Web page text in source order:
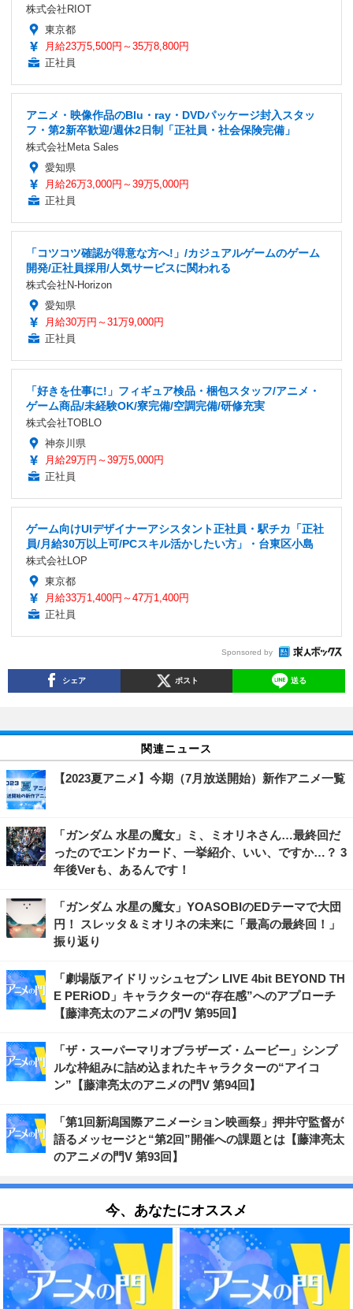
株式会社RIOT
東京都
月給23万5,500円～35万8,800円
正社員
アニメ・映像作品のBlu・ray・DVDパッケージ封入スタッ
フ・第2新卒歓迎/週休2日制「正社員・社会保険完備」
株式会社Meta Sales
愛知県
月給26万3,000円～39万5,000円
正社員
「コツコツ確認が得意な方へ!」/カジュアルゲームのゲーム
開発/正社員採用/人気サービスに関われる
株式会社N-Horizon
愛知県
月給30万円～31万9,000円
正社員
「好きを仕事に!」フィギュア検品・梱包スタッフ/アニメ・
ゲーム商品/未経験OK/寮完備/空調完備/研修充実
株式会社TOBLO
神奈川県
月給29万円～39万5,000円
正社員
ゲーム向けUIデザイナーアシスタント正社員・駅チカ「正社
員/月給30万以上可/PCスキル活かしたい方」・台東区小島
株式会社LOP
東京都
月給33万1,400円～47万1,400円
正社員
Sponsored by
シェア ポスト 送る
関連ニュース
【2023夏アニメ】今期（7月放送開始）新作アニメ一覧
「ガンダム 水星の魔女」ミ、ミオリネさん…最終回だ
ったのでエンドカード、一挙紹介、いい、ですか…？ 3
年後Verも、あるんです！
「ガンダム 水星の魔女」YOASOBIのEDテーマで大団
円！ スレッタ＆ミオリネの未来に「最高の最終回！」
振り返り
「劇場版アイドリッシュセブン LIVE 4bit BEYOND TH
E PERiOD」キャラクターの“存在感”へのアプローチ
【藤津亮太のアニメの門V 第95回】
「ザ・スーパーマリオブラザーズ・ムービー」シンプ
ルな枠組みに詰め込まれたキャラクターの“アイコ
ン”【藤津亮太のアニメの門V 第94回】
「第1回新潟国際アニメーション映画祭」押井守監督が
語るメッセージと“第2回”開催への課題とは【藤津亮太
のアニメの門V 第93回】
今、あなたにオススメ